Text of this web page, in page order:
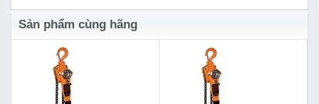
Sản phẩm cùng hãng